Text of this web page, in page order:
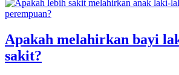
Apakah melahirkan bayi
sakit?